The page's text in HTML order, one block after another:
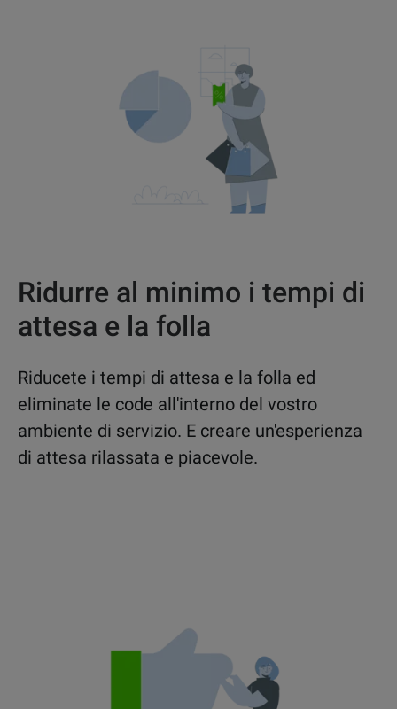
Ridurre al minimo i tempi di
attesa e la folla
Riducete i tempi di attesa e la folla ed
eliminate le code all'interno del vostro
ambiente di servizio. E creare un'esperienza
di attesa rilassata e piacevole.